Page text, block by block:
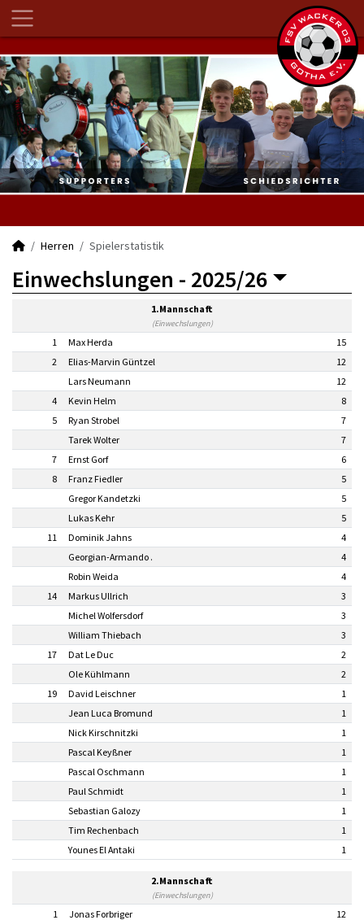
Herren Spielerstatistik
Einwechslungen - 2025/26
1.Mannschaft
(Einwechslungen)
1 Max Herda
15
2
Elias-Marvin Güntzel
12
Lars Neumann
12
4
Kevin Helm
8
5
Ryan Strobel
7
Tarek Wolter
7
7
Ernst Gorf
6
8
Franz Fiedler
5
Gregor Kandetzki
5
Lukas Kehr
5
11
Dominik Jahns
4
Georgian-Armando .
4
Robin Weida
4
14
Markus Ullrich
3
Michel Wolfersdorf
3
William Thiebach
3
17
Dat Le Duc
2
Ole Kühlmann
2
19
David Leischner
1
Jean Luca Bromund
1
Nick Kirschnitzki
1
Pascal Keyßner
1
Pascal Oschmann
1
Paul Schmidt
1
Sebastian Galozy
1
Tim Rechenbach
1
Younes El Antaki
1
2.Mannschaft
(Einwechslungen)
1 Jonas Forbriger
12